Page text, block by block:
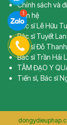
Chính sách và
Liên hệ
Bác sĩ Lê Hữu
Bác sĩ Tuyết Lan
Bác sĩ Đỗ
Bác sĩ Trần Hải
TÂM ĐẠO Y
Tiến sĩ, Bác sĩ